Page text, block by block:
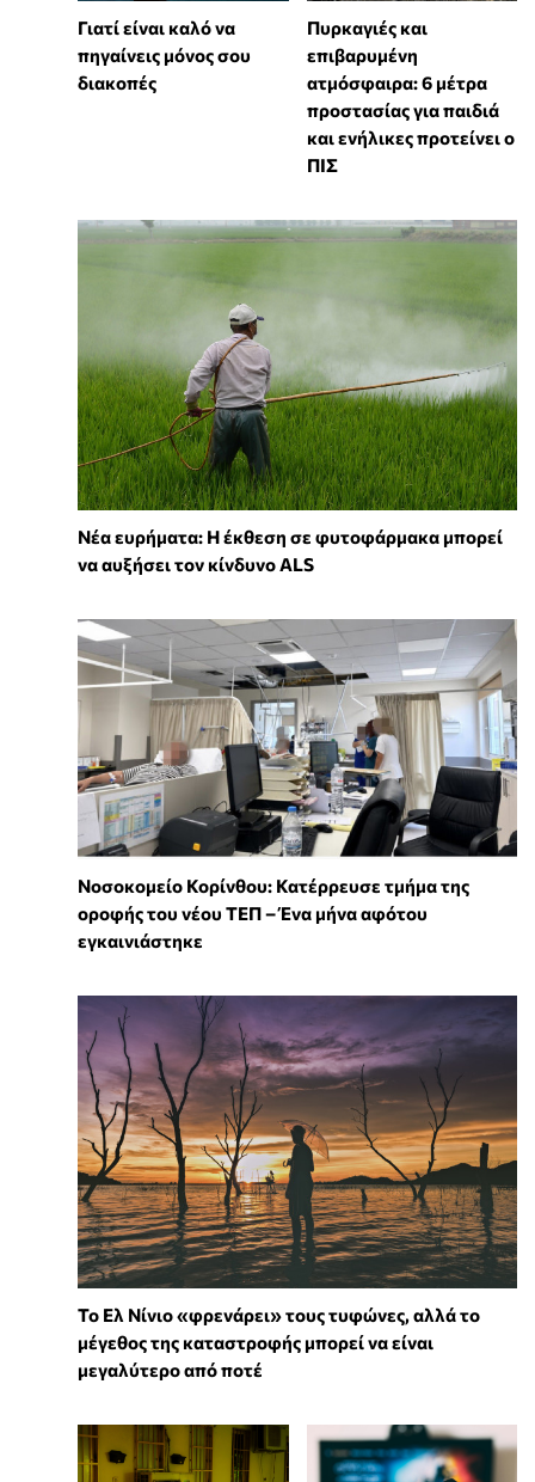
Γιατί είναι καλό να
πηγαίνεις μόνος σου
διακοπές
Πυρκαγιές και
επιβαρυμένη
ατμόσφαιρα: 6 μέτρα
προστασίας για παιδιά
και ενήλικες προτείνει ο
ΠΙΣ
Νέα ευρήματα: Η έκθεση σε φυτοφάρμακα μπορεί
να αυξήσει τον κίνδυνο ALS
Νοσοκομείο Κορίνθου: Κατέρρευσε τμήμα της
οροφής του νέου ΤΕΠ – Ένα μήνα αφότου
εγκαινιάστηκε
Το Ελ Νίνιο «φρενάρει» τους τυφώνες, αλλά το
μέγεθος της καταστροφής μπορεί να είναι
μεγαλύτερο από ποτέ